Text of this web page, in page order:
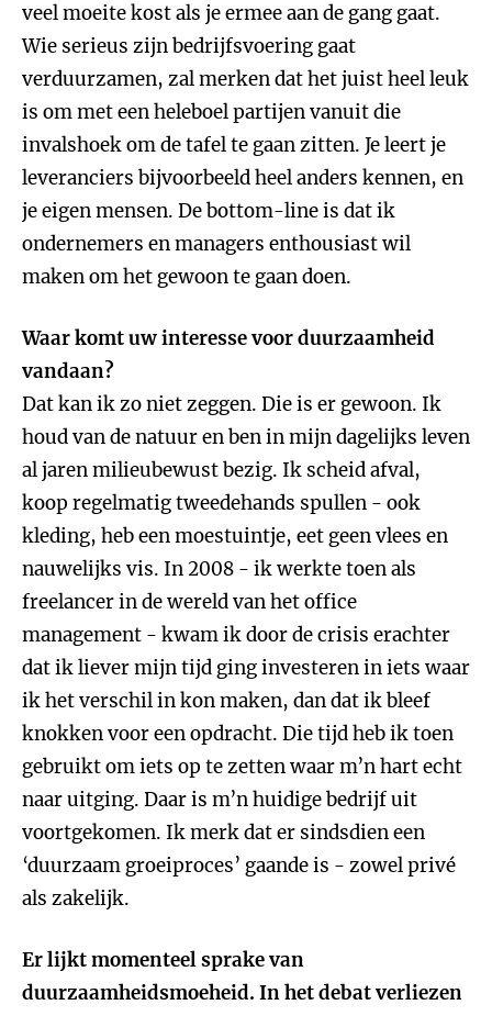
veel moeite kost als je ermee aan de gang gaat.
Wie serieus zijn bedrijfsvoering gaat
verduurzamen, zal merken dat het juist heel leuk
is om met een heleboel partijen vanuit die
invalshoek om de tafel te gaan zitten. Je leert je
leveranciers bijvoorbeeld heel anders kennen, en
je eigen mensen. De bottom-line is dat ik
ondernemers en managers enthousiast wil
maken om het gewoon te gaan doen.
Waar komt uw interesse voor duurzaamheid
vandaan?
Dat kan ik zo niet zeggen. Die is er gewoon. Ik
houd van de natuur en ben in mijn dagelijks leven
al jaren milieubewust bezig. Ik scheid afval,
koop regelmatig tweedehands spullen - ook
kleding, heb een moestuintje, eet geen vlees en
nauwelijks vis. In 2008 - ik werkte toen als
freelancer in de wereld van het office
management - kwam ik door de crisis erachter
dat ik liever mijn tijd ging investeren in iets waar
ik het verschil in kon maken, dan dat ik bleef
knokken voor een opdracht. Die tijd heb ik toen
gebruikt om iets op te zetten waar m’n hart echt
naar uitging. Daar is m’n huidige bedrijf uit
voortgekomen. Ik merk dat er sindsdien een
‘duurzaam groeiproces’ gaande is - zowel privé
als zakelijk.
Er lijkt momenteel sprake van
duurzaamheidsmoeheid. In het debat verliezen